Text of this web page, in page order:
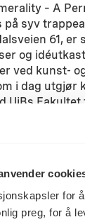
for
preg, for å
– A
på syv
61, er
og
ved kunst-
i dag utgjør
UiBs
2020. Disse
ansatte og